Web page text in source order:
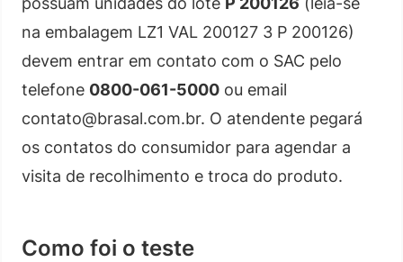
na embalagem LZ1 VAL 200127 3 P 200126)
devem entrar em contato com o SAC pelo
telefone 0800-061-5000 ou email
contato@brasal.com.br. O atendente pegará
os contatos do consumidor para agendar a
visita de recolhimento e troca do produto.
Como foi o teste